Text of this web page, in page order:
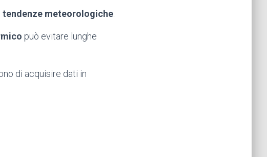
tendenze meteorologiche
può evitare lunghe
di acquisire dati in